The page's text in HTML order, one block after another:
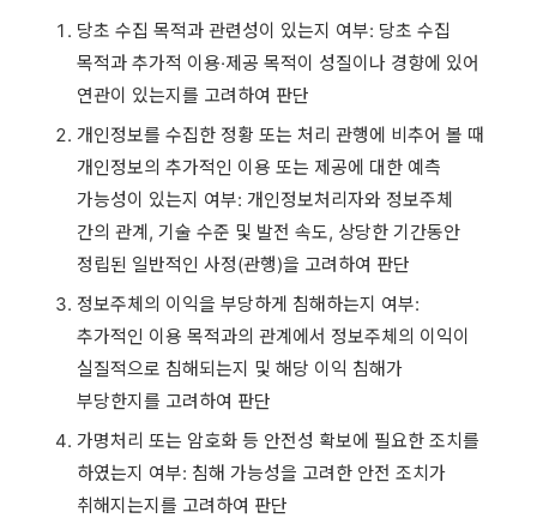
당초 수집 목적과 관련성이 있는지 여부: 당초 수집
목적과 추가적 이용·제공 목적이 성질이나 경향에 있어
연관이 있는지를 고려하여 판단
개인정보를 수집한 정황 또는 처리 관행에 비추어 볼 때
개인정보의 추가적인 이용 또는 제공에 대한 예측
가능성이 있는지 여부: 개인정보처리자와 정보주체
간의 관계, 기술 수준 및 발전 속도, 상당한 기간동안
정립된 일반적인 사정(관행)을 고려하여 판단
정보주체의 이익을 부당하게 침해하는지 여부:
추가적인 이용 목적과의 관계에서 정보주체의 이익이
실질적으로 침해되는지 및 해당 이익 침해가
부당한지를 고려하여 판단
가명처리 또는 암호화 등 안전성 확보에 필요한 조치를
하였는지 여부: 침해 가능성을 고려한 안전 조치가
취해지는지를 고려하여 판단